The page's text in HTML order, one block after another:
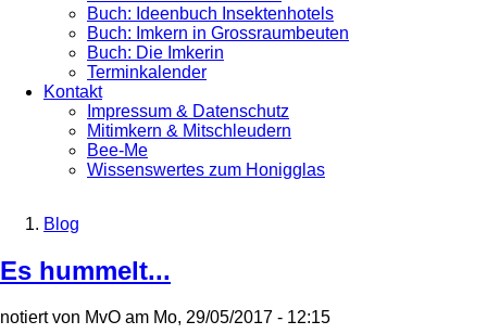
Buch: Ideenbuch Insektenhotels
Buch: Imkern in Grossraumbeuten
Buch: Die Imkerin
Terminkalender
Kontakt
Impressum & Datenschutz
Mitimkern & Mitschleudern
Bee-Me
Wissenswertes zum Honigglas
Blog
Es hummelt...
notiert von MvO am Mo, 29/05/2017 - 12:15